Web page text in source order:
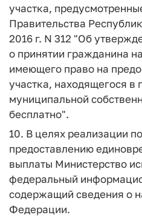
участка,
Правительства
2016 г. N 312 "Об
о принятии гражданина
имеющего право на
участка, находящегося в
муниципальной
бесплатно".
10. В целях реализации
предоставлению
выплаты Министерство
федеральный
содержащий сведения о
Федерации.